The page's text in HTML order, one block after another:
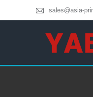
 sales@asia-